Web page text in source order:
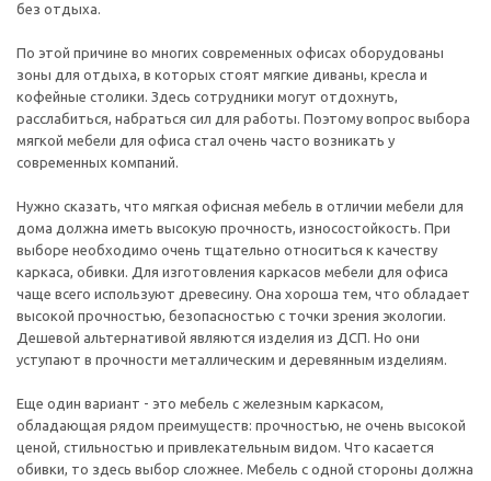
без отдыха.
По этой причине во многих современных офисах оборудованы
зоны для отдыха, в которых стоят мягкие диваны, кресла и
кофейные столики. Здесь сотрудники могут отдохнуть,
расслабиться, набраться сил для работы. Поэтому вопрос выбора
мягкой мебели для офиса стал очень часто возникать у
современных компаний.
Нужно сказать, что мягкая офисная мебель в отличии мебели для
дома должна иметь высокую прочность, износостойкость. При
выборе необходимо очень тщательно относиться к качеству
каркаса, обивки. Для изготовления каркасов мебели для офиса
чаще всего используют древесину. Она хороша тем, что обладает
высокой прочностью, безопасностью с точки зрения экологии.
Дешевой альтернативой являются изделия из ДСП. Но они
уступают в прочности металлическим и деревянным изделиям.
Еще один вариант - это мебель с железным каркасом,
обладающая рядом преимуществ: прочностью, не очень высокой
ценой, стильностью и привлекательным видом. Что касается
обивки, то здесь выбор сложнее. Мебель с одной стороны должна